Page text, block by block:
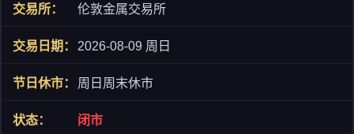
伦敦金属交易所
2026-08-09 周日
周日周末休市
闭市